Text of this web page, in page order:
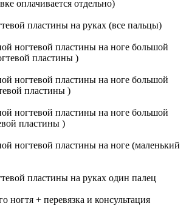
оплачивается отдельно)
пластины на руках (все пальцы)
ногтевой пластины на ноге большой
пластины )
ногтевой пластины на ноге большой
пластины )
ногтевой пластины на ноге большой
пластины )
ногтевой пластины на ноге (маленький
пластины на руках один палец
ногтя + перевязка и консультация